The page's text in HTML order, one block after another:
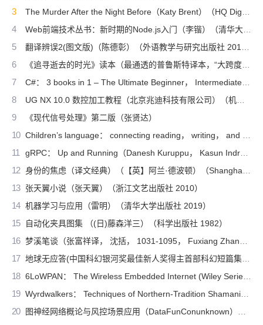
3 The Murder After the Night Before（Katy Brent）（HQ Digital 2024）
4 Web前端技术丛书：新时期的Node.js入门（李锴）（清华大学出版社 2017）
5 翻译辨误2(图文版)（陈德彰）（外语教学与研究出版社 2011）
6 《追寻逝去的时光》读本（最通透的普鲁斯特译本，“大跨度”节选七卷本，一字不易；附赠《普罗斯特纸上展览》）（【法】马塞尔•普鲁斯特，周克希译）（广西师范大学出版社 2015）
7 C#： 3 books in 1 – The Ultimate Beginner， Intermediate & Advanced Guides to Master C# Programming Quickly with No Experience（Mark Reed）（2022）
8 UG NX 10.0 数控加工教程（北京兆迪科技有限公司）（机械工业出版社 2016）
9 《现代信号处理》第二版（张贤达）
10 Children’s language： connecting reading， writing， and talk（Judith Wells Lindfors）（Teachers College Press 2008）
11 gRPC： Up and Running（Danesh Kuruppu， Kasun Indrasiri）（O’Reilly Media 2020）
12 身份的焦虑（译文经典）（【英】阿兰·德波顿）（Shanghai Translation Publishing House 2018）
13 张天翼小说（张天翼）（浙江文艺出版社 2010）
14 机器学习与应用（雷明）（清华大学出版社 2019）
15 自动化夹具图集 （(日)藤森洋三）（科学出版社 1982）
16 梦溪笔谈（张富祥译， 沈括， 1031-1095， Fuxiang Zhang）（北京：中华书局 2009）
17 地球无应答(中国科幻银河奖最佳新人奖得主首部科幻短篇集！改良基因会不会带来灾难？置身未来，看时间空间合伙变魔术！)（王诺诺 [王诺诺]）（湖南文艺出版社 2019）
18 6LoWPAN： The Wireless Embedded Internet (Wiley Series on Communications Networking & Distributed Systems)（Zach Shelby， Carsten Bormann）（Wiley 2010）
19 Wyrdwalkers： Techniques of Northern-Tradition Shamanism（Raven Kaldera）（2013）
20 图神经网络概论与风控场景应用（DataFunConunknown）（DataFunCon 2022）